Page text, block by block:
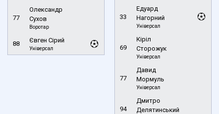
77
Олександр
Сухов
Воротар
88 Євген Сірий
Універсал
33
Едуард
Нагорний
Універсал
69
Кіріл
Сторожук
Універсал
77
Давид
Мормуль
Універсал
94
Дмитро
Делятинський